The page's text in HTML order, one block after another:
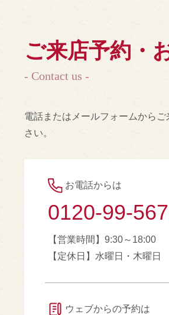
ご来店予約・
- Contact us -
電話またはメールフォームから
さい。
お電話からは
0120-99-
【営業時間】9:30～18:00
【定休日】水曜日・木曜日
ウェブからの予約は